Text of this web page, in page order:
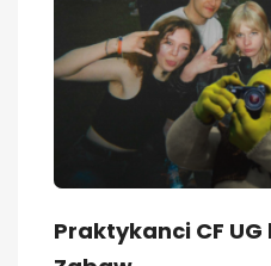
Praktykanci CF